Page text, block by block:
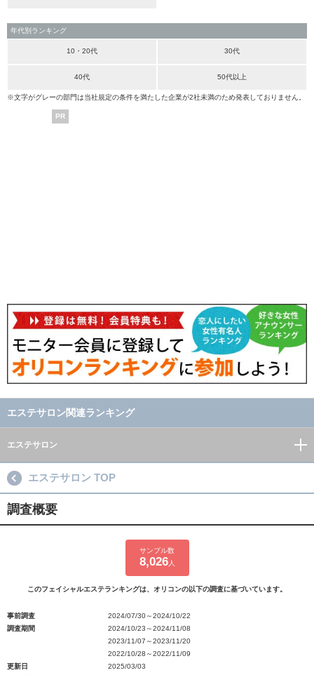
年代別ランキング
10・20代 30代
40代 50代以上
※文字がグレーの部門は当社規定の条件を満たした企業が2社未満のため発表しておりません。
PR
エステサロン関連ランキング
エステサロン
エステサロン TOP
調査概要
サンプル数
8,026人
このフェイシャルエステランキングは、オリコンの以下の調査に基づいています。
事前調査
2024/07/30～2024/10/22
調査期間
2024/10/23～2024/11/08
2023/11/07～2023/11/20
2022/10/28～2022/11/09
更新日
2025/03/03